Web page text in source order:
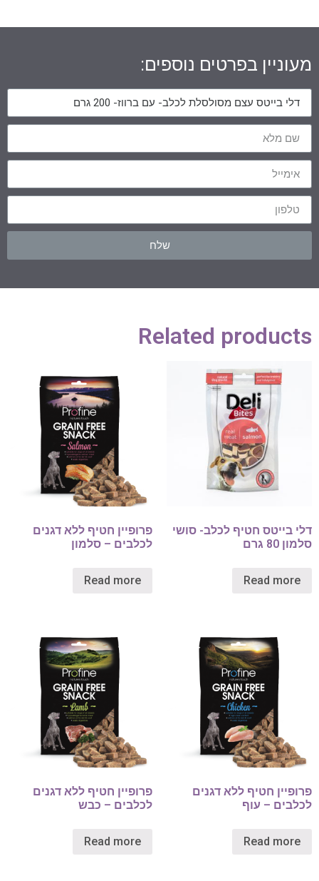
מעוניין בפרטים נוספים:
שלח
Related products
דלי בייטס חטיף לכלב- סושי
סלמון 80 גרם
Read more
פרופיין חטיף ללא דגנים
לכלבים – סלמון
Read more
פרופיין חטיף ללא דגנים
לכלבים – עוף
Read more
פרופיין חטיף ללא דגנים
לכלבים – כבש
Read more